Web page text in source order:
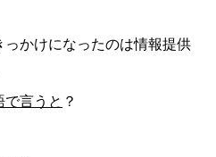
かけになったのは情報提供
で言うと ？